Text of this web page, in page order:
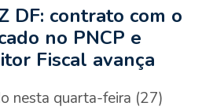
DF: contrato com o
no PNCP e
Fiscal avança
nesta quarta-feira (27)